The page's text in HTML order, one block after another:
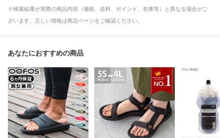
※検索結果が実際の商品内容（価格、送料、ポイント、在庫等）と異なる場合がご
ざいます。正しい情報は商品ページをご確認ください。
あなたにおすすめの商品